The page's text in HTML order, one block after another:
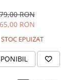
RON
65,00 RON
STOC EPUIZAT